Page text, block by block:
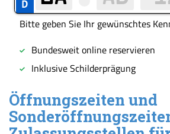
Öffnungszeiten und